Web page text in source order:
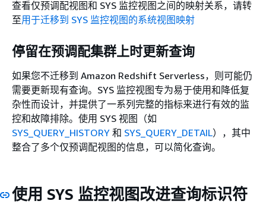
查看仅预调配视图和 SYS 监控视图之间的映射关系，请转
至用于迁移到 SYS 监控视图的系统视图映射
停留在预调配集群上时更新查询
如果您不迁移到 Amazon Redshift Serverless，则可能仍
需要更新现有查询。SYS 监控视图专为易于使用和降低复
杂性而设计，并提供了一系列完整的指标来进行有效的监
控和故障排除。使用 SYS 视图（如
SYS_QUERY_HISTORY 和 SYS_QUERY_DETAIL），其中
整合了多个仅预调配视图的信息，可以简化查询。
使用 SYS 监控视图改进查询标识符